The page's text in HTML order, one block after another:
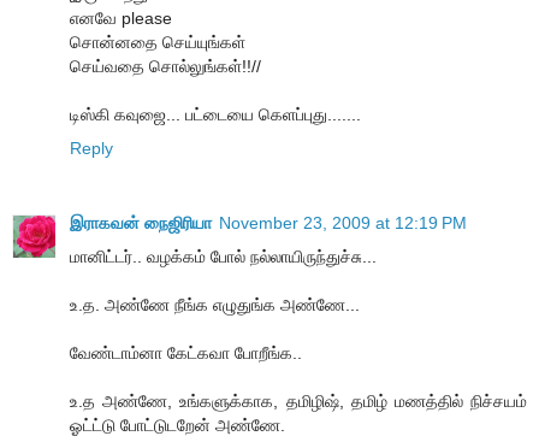
எனவே please
சொன்னதை செய்யுங்கள்
செய்வதை சொல்லுங்கள்!!//
டிஸ்கி கவுஜை... பட்டையை கெளப்புது.......
Reply
இராகவன் நைஜிரியா November 23, 2009 at 12:19 PM
மானிட்டர்.. வழக்கம் போல் நல்லாயிருந்துச்சு...
உ.த. அண்ணே நீங்க எழுதுங்க அண்ணே...
வேண்டாம்னா கேட்கவா போறீங்க..
உ.த அண்ணே, உங்களுக்காக, தமிழிஷ், தமிழ் மணத்தில் நிச்சயம்
ஓட்ட்டு போட்டுடறேன் அண்ணே.